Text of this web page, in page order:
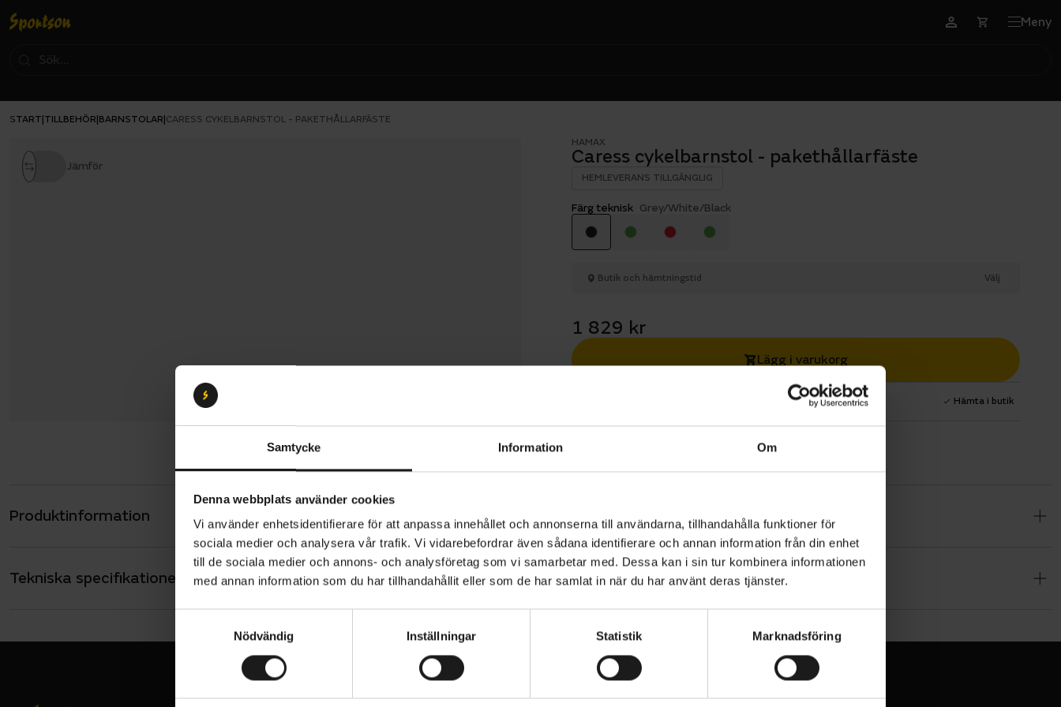
Samtycke Information Om
Denna webbplats använder cookies
Vi använder enhetsidentifierare för att anpassa innehållet och annonserna till användarna, tillhandahålla funktioner för
sociala medier och analysera vår trafik. Vi vidarebefordrar även sådana identifierare och annan information från din enhet
till de sociala medier och annons- och analysföretag som vi samarbetar med. Dessa kan i sin tur kombinera informationen
med annan information som du har tillhandahållit eller som de har samlat in när du har använt deras tjänster.
Nödvändig Inställningar Statistik Marknadsföring
Meny
START TILLBEHÖR BARNSTOLAR CARESS CYKELBARNSTOL - PAKETHÅLLARFÄSTE
Jämför
HAMAX
Caress cykelbarnstol - pakethållarfäste
HEMLEVERANS TILLGÄNGLIG
Färg teknisk Grey/White/Black
Butik och hämtningstid Välj
1 829 kr
Lägg i varukorg
1 års fri service Hämta i butik
Produktinformation
Hamax Caress är en ergonomisk cykelbarnstol som monteras på pakethållaren.
Barnstolen har en sovfunktion och kan lutas bakåt i max 20 grader, vilket ger
barnet en bekväm viloställning. Barnstolen är designad för att växa i och har ett
steglöst justerbart ryggstöd som säkerställer en perfekt höjd på axelremmarna
när barnet växer. Utformningen ger gott om utrymme för hjälmen utan att
Cykelbarnstolen kan enkelt manövreras med en hand så att du kan hålla
Tekniska specifikationer Allmänt
BARNSTOL - MONTERING REKOMMENDERAD MAXVIKT
VARUMÄRKE